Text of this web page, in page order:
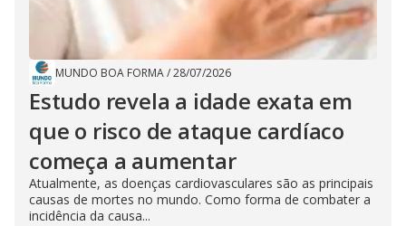
MUNDO BOA FORMA/28/07/2026
Estudo revela a idade exata em
que o risco de ataque cardíaco
começa a aumentar
Atualmente, as doenças cardiovasculares são as principais
causas de mortes no mundo. Como forma de combater a
incidência da causa...